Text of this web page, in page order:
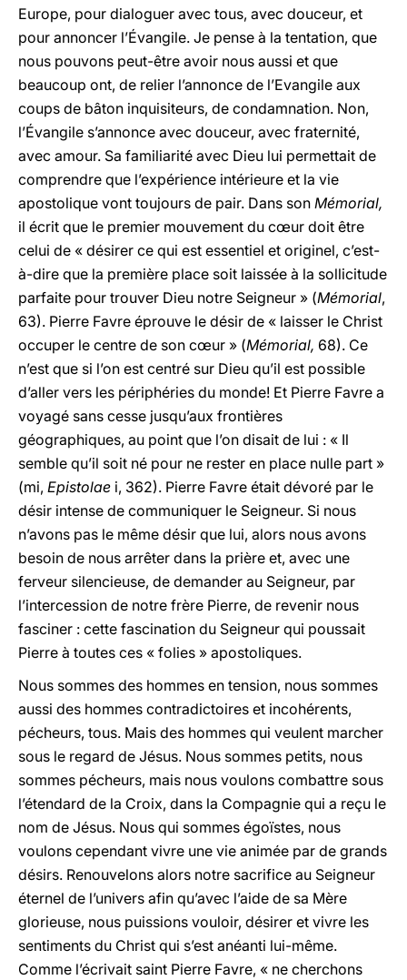
Europe, pour dialoguer avec tous, avec douceur, et
pour annoncer l’Évangile. Je pense à la tentation, que
nous pouvons peut-être avoir nous aussi et que
beaucoup ont, de relier l’annonce de l’Evangile aux
coups de bâton inquisiteurs, de condamnation. Non,
l’Évangile s’annonce avec douceur, avec fraternité,
avec amour. Sa familiarité avec Dieu lui permettait de
comprendre que l’expérience intérieure et la vie
apostolique vont toujours de pair. Dans son Mémorial,
il écrit que le premier mouvement du cœur doit être
celui de « désirer ce qui est essentiel et originel, c’est-
à-dire que la première place soit laissée à la sollicitude
parfaite pour trouver Dieu notre Seigneur » (Mémorial,
63). Pierre Favre éprouve le désir de « laisser le Christ
occuper le centre de son cœur » (Mémorial, 68). Ce
n’est que si l’on est centré sur Dieu qu’il est possible
d’aller vers les périphéries du monde! Et Pierre Favre a
voyagé sans cesse jusqu’aux frontières
géographiques, au point que l’on disait de lui : « Il
semble qu’il soit né pour ne rester en place nulle part »
(mi, Epistolae i, 362). Pierre Favre était dévoré par le
désir intense de communiquer le Seigneur. Si nous
n’avons pas le même désir que lui, alors nous avons
besoin de nous arrêter dans la prière et, avec une
ferveur silencieuse, de demander au Seigneur, par
l’intercession de notre frère Pierre, de revenir nous
fasciner : cette fascination du Seigneur qui poussait
Pierre à toutes ces « folies » apostoliques.
Nous sommes des hommes en tension, nous sommes
aussi des hommes contradictoires et incohérents,
pécheurs, tous. Mais des hommes qui veulent marcher
sous le regard de Jésus. Nous sommes petits, nous
sommes pécheurs, mais nous voulons combattre sous
l’étendard de la Croix, dans la Compagnie qui a reçu le
nom de Jésus. Nous qui sommes égoïstes, nous
voulons cependant vivre une vie animée par de grands
désirs. Renouvelons alors notre sacrifice au Seigneur
éternel de l’univers afin qu’avec l’aide de sa Mère
glorieuse, nous puissions vouloir, désirer et vivre les
sentiments du Christ qui s’est anéanti lui-même.
Comme l’écrivait saint Pierre Favre, « ne cherchons